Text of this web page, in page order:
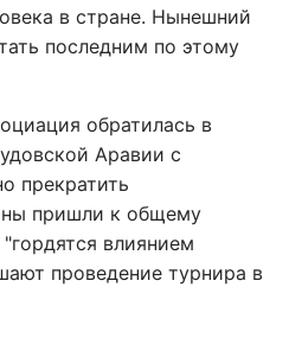
в стране. Нынешний
последним по этому
обратилась в
Аравии с
прекратить
пришли к общему
влиянием
проведение турнира в